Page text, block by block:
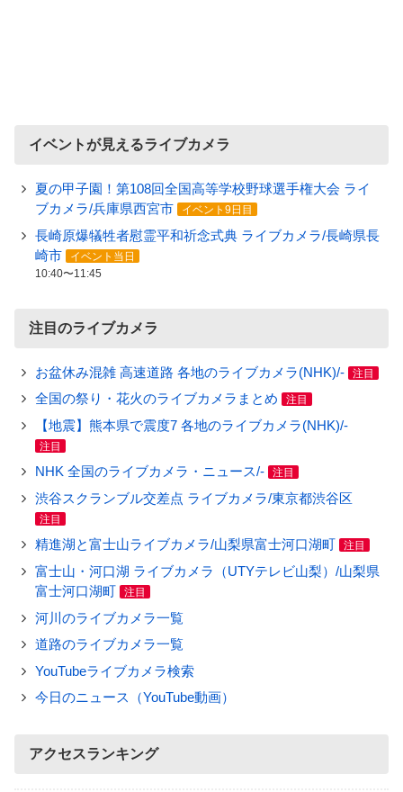
イベントが見えるライブカメラ
夏の甲子園！第108回全国高等学校野球選手権大会 ライ
ブカメラ/兵庫県西宮市
イベント9日目
長崎原爆犠牲者慰霊平和祈念式典 ライブカメラ/長崎県長
崎市
イベント当日
10:40〜11:45
注目のライブカメラ
お盆休み混雑 高速道路 各地のライブカメラ(NHK)/- 注目
全国の祭り・花火のライブカメラまとめ 注目
【地震】熊本県で震度7 各地のライブカメラ(NHK)/-
注目
NHK 全国のライブカメラ・ニュース/- 注目
渋谷スクランブル交差点 ライブカメラ/東京都渋谷区
注目
精進湖と富士山ライブカメラ/山梨県富士河口湖町 注目
富士山・河口湖 ライブカメラ（UTYテレビ山梨）/山梨県
富士河口湖町
注目
河川のライブカメラ一覧
道路のライブカメラ一覧
YouTubeライブカメラ検索
今日のニュース（YouTube動画）
アクセスランキング